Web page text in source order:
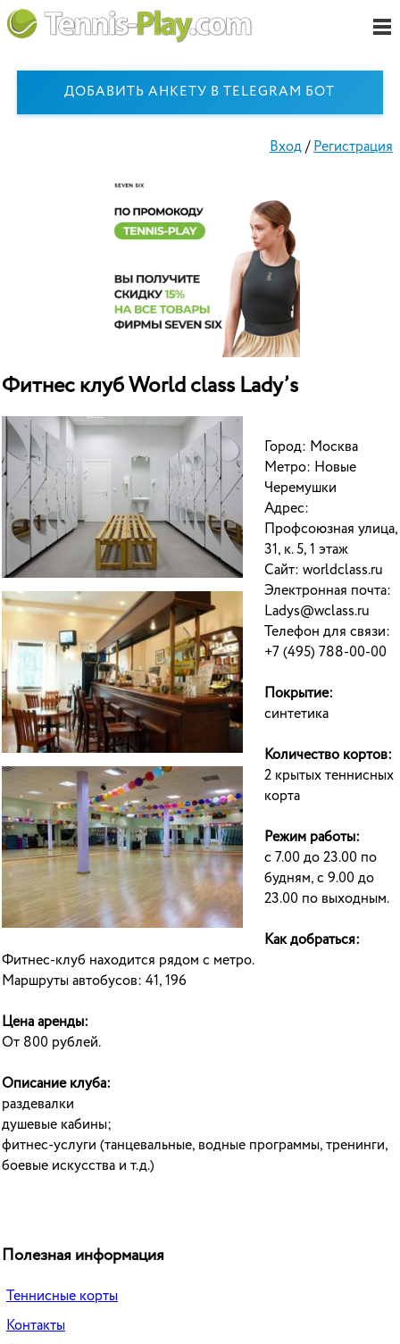
ДОБАВИТЬ АНКЕТУ В TELEGRAM БОТ
Вход/Регистрация
Фитнес клуб World class Lady’s
Город: Москва
Метро: Новые
Черемушки
Адрес:
Профсоюзная улица,
31, к. 5, 1 этаж
Сайт: worldclass.ru
Электронная почта:
Ladys@wclass.ru
Телефон для связи:
+7 (495) 788-00-00
Покрытие:
синтетика
Количество кортов:
2 крытых теннисных
корта
Режим работы:
с 7.00 до 23.00 по
будням, с 9.00 до
23.00 по выходным.
Как добраться:
Фитнес-клуб находится рядом с метро.
Маршруты автобусов: 41, 196
Цена аренды:
От 800 рублей.
Описание клуба:
раздевалки
душевые кабины;
фитнес-услуги (танцевальные, водные программы, тренинги,
боевые искусства и т.д.)
Полезная информация
Теннисные корты
Контакты